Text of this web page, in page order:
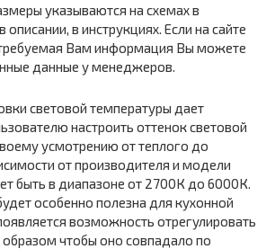
указываются на схемах в
описании, в инструкциях. Если на сайте
Вам информация Вы можете
данные у менеджеров.
световой температуры дает
настроить оттенок световой
усмотрению от теплого до
от производителя и модели
быть в диапазоне от 2700К до 6000К.
особенно полезна для кухонной
возможность отрегулировать
чтобы оно совпадало по